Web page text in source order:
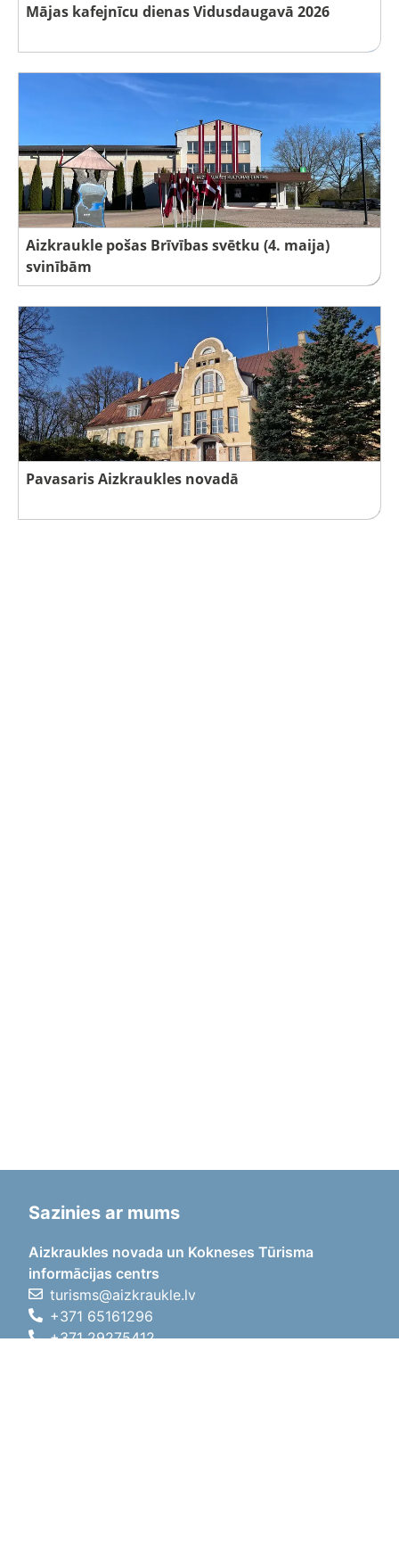
Mājas kafejnīcu dienas Vidusdaugavā 2026
Aizkraukle pošas Brīvības svētku (4. maija)
svinībām
Pavasaris Aizkraukles novadā
Sazinies ar mums
Aizkraukles novada un Kokneses Tūrisma
informācijas centrs
turisms@aizkraukle.lv
+371 65161296
+371 29275412